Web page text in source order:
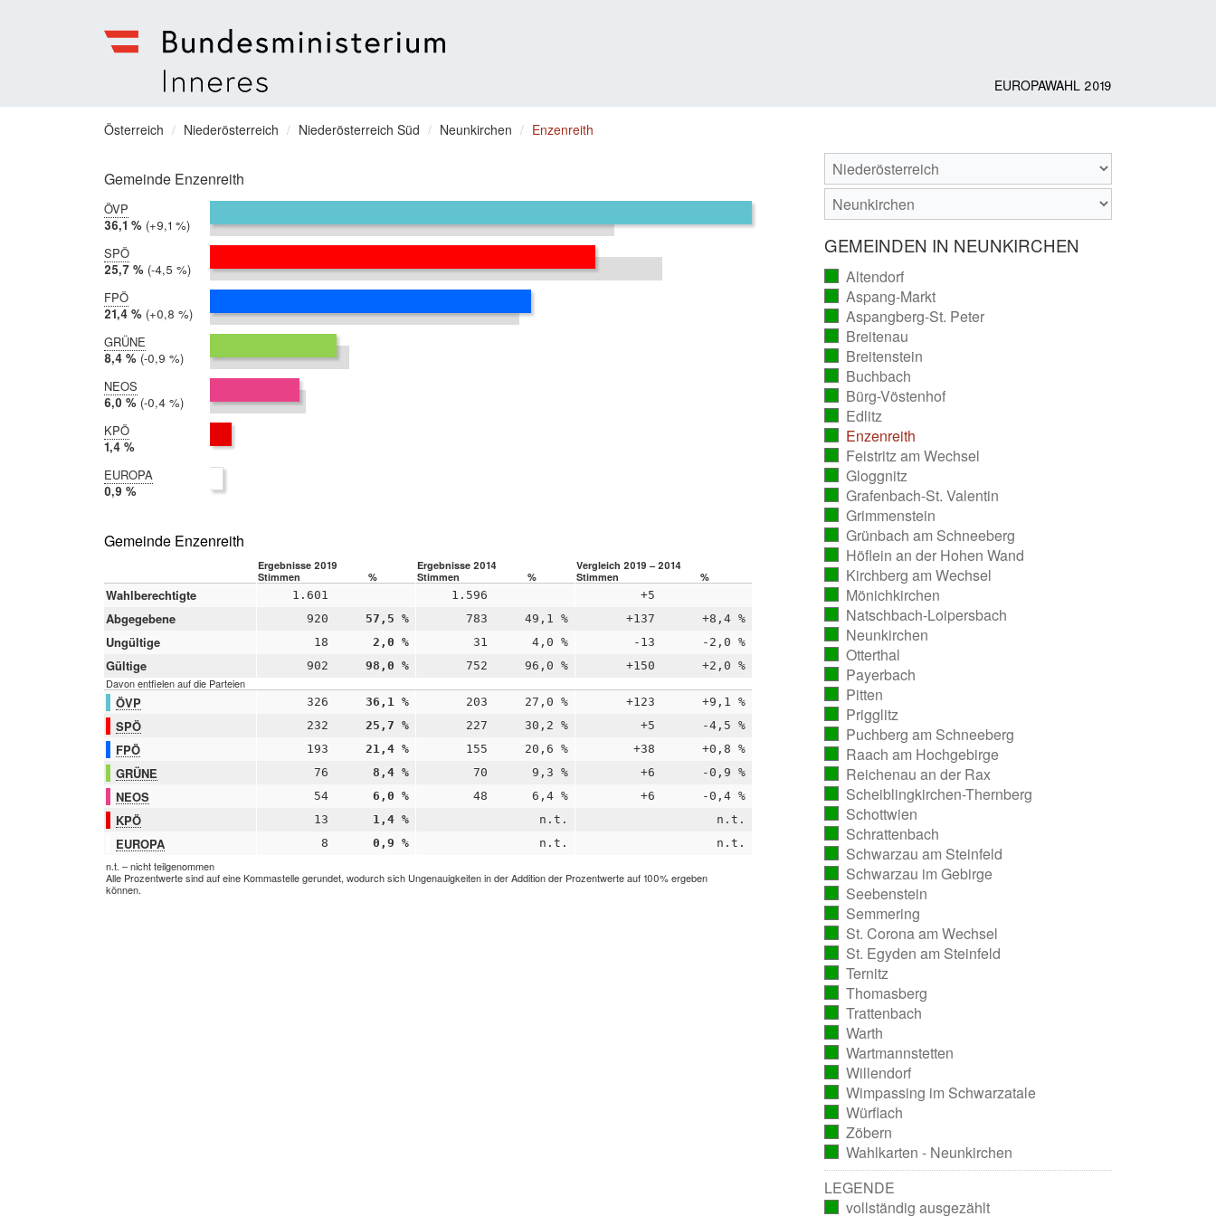
für
Inneres
EUROPAWAHL 2019
Sie
sich
hier:
Österreich Niederösterreich Niederösterreich Süd Neunkirchen Enzenreith
Gemeinde Enzenreith
ÖVP
2019:
36,1 %
2014:
27,0 %
Differenz:
+9,1 %
SPÖ
2019:
25,7 %
2014:
30,2 %
Differenz:
-4,5 %
FPÖ
2019:
21,4 %
2014:
20,6 %
Differenz:
+0,8 %
GRÜNE
2019:
8,4 %
2014:
9,3 %
Differenz:
-0,9 %
NEOS
2019:
6,0 %
2014:
6,4 %
Differenz:
-0,4 %
KPÖ
2019:
1,4 %
nicht
teilgenommen
EUROPA
2019:
0,9 %
teilgenommen
Gemeinde Enzenreith
Ergebnisse 2019 Ergebnisse 2014
Vergleich 2019 – 2014
Stimmen
% Stimmen % Stimmen %
Wahlberechtigte 1.601 1.596 +5
Abgegebene 920 57,5 % 783 49,1 % +137 +8,4 %
Ungültige 18 2,0 % 31 4,0 % -13 -2,0 %
Gültige 902 98,0 % 752 96,0 % +150 +2,0 %
Davon entfielen auf die Parteien
ÖVP 326 36,1 % 203 27,0 % +123 +9,1 %
SPÖ 232 25,7 % 227 30,2 % +5 -4,5 %
FPÖ 193 21,4 % 155 20,6 % +38 +0,8 %
GRÜNE 76 8,4 % 70 9,3 % +6 -0,9 %
NEOS 54 6,0 % 48 6,4 % +6 -0,4 %
KPÖ 13 1,4 % n.t. n.t.
EUROPA 8 0,9 % n.t. n.t.
n.t. – nicht teilgenommen
Alle Prozentwerte sind auf eine Kommastelle gerundet, wodurch sich Ungenauigkeiten in der Addition der Prozentwerte auf 100% ergeben
können.
GEMEINDEN IN NEUNKIRCHEN
Altendorf
ausgezählt)
Aspang-Markt
ausgezählt)
Aspangberg-St. Peter
ausgezählt)
Breitenau
ausgezählt)
Breitenstein
ausgezählt)
Buchbach
ausgezählt)
Bürg-Vöstenhof
ausgezählt)
Edlitz
ausgezählt)
Enzenreith
ausgezählt)
Feistritz am Wechsel
ausgezählt)
Gloggnitz
ausgezählt)
Grafenbach-St. Valentin(vollständig
ausgezählt)
Grimmenstein
ausgezählt)
Grünbach am Schneeberg(vollständig
ausgezählt)
Höflein an der Hohen Wand(vollständig
ausgezählt)
Kirchberg am Wechsel
ausgezählt)
Mönichkirchen
ausgezählt)
Natschbach-Loipersbach(vollständig
ausgezählt)
Neunkirchen
ausgezählt)
Otterthal
ausgezählt)
Payerbach
ausgezählt)
Pitten
ausgezählt)
Prigglitz
ausgezählt)
Puchberg am Schneeberg(vollständig
ausgezählt)
Raach am Hochgebirge(vollständig
ausgezählt)
Reichenau an der Rax
ausgezählt)
Scheiblingkirchen-Thernberg
(vollständig
ausgezählt)
Schottwien
ausgezählt)
Schrattenbach
ausgezählt)
Schwarzau am Steinfeld(vollständig
ausgezählt)
Schwarzau im Gebirge(vollständig
ausgezählt)
Seebenstein
ausgezählt)
Semmering
ausgezählt)
St. Corona am Wechsel(vollständig
ausgezählt)
St. Egyden am Steinfeld(vollständig
ausgezählt)
Ternitz
ausgezählt)
Thomasberg
ausgezählt)
Trattenbach
ausgezählt)
Warth
ausgezählt)
Wartmannstetten
ausgezählt)
Willendorf
ausgezählt)
Wimpassing im Schwarzatale
(vollständig
ausgezählt)
Würflach
ausgezählt)
Zöbern
ausgezählt)
Wahlkarten - Neunkirchen(vollständig
ausgezählt)
LEGENDE
vollständig ausgezählt